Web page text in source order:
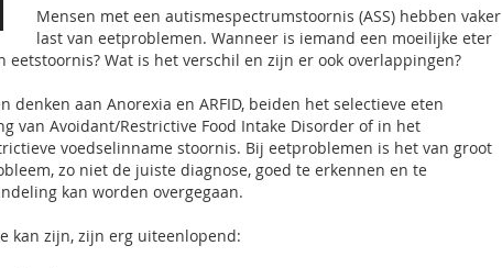
Mensen met een autismespectrumstoornis (ASS) hebben vaker
last van eetproblemen. Wanneer is iemand een moeilijke eter
Wat is het verschil en zijn er ook overlappingen?
denken aan Anorexia en ARFID, beiden het selectieve eten
van Avoidant/Restrictive Food Intake Disorder of in het
voedselinname stoornis. Bij eetproblemen is het van groot
zo niet de juiste diagnose, goed te erkennen en te
kan worden overgegaan.
kan zijn, zijn erg uiteenlopend: